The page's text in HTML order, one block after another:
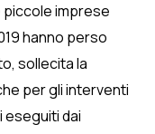
piccole imprese
hanno perso
sollecita la
per gli interventi
eseguiti dai